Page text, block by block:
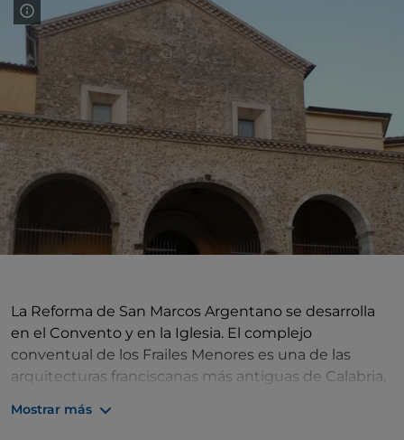
La Reforma de San Marcos Argentano se desarrolla
en el Convento y en la Iglesia. El complejo
conventual de los Frailes Menores es una de las
arquitecturas franciscanas más antiguas de Calabria,
Mostrar más